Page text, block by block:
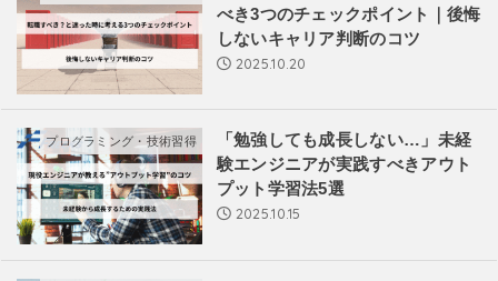
べき3つのチェックポイント｜後悔
しないキャリア判断のコツ
2025.10.20
プログラミング・技術習得
「勉強しても成長しない…」未経
験エンジニアが実践すべきアウト
プット学習法5選
2025.10.15